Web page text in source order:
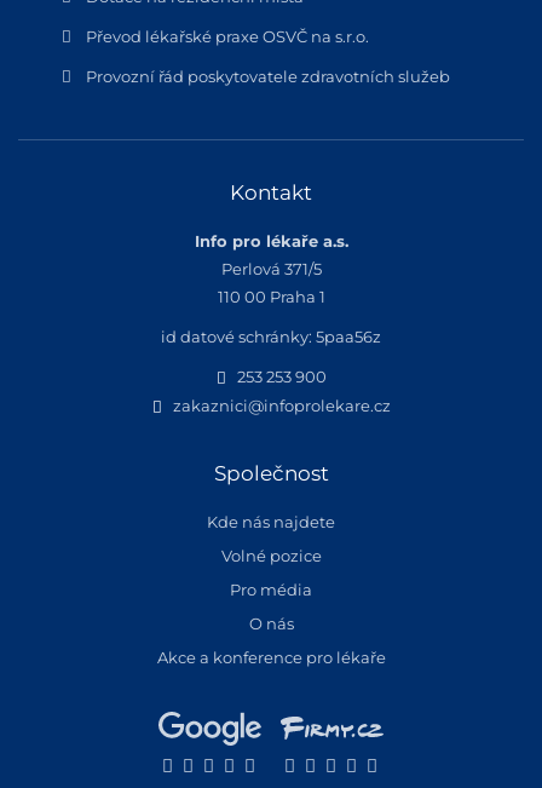
Převod lékařské praxe OSVČ na s.r.o.
Provozní řád poskytovatele zdravotních služeb
Kontakt
Info pro lékaře a.s.
Perlová 371/5
110 00 Praha 1
id datové schránky: 5paa56z
253 253 900
zakaznici@infoprolekare.cz
Společnost
Kde nás najdete
Volné pozice
Pro média
O nás
Akce a konference pro lékaře